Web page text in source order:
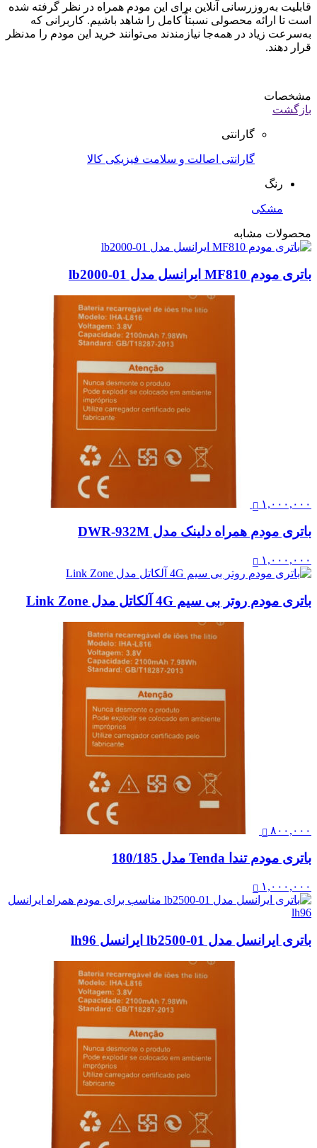
قابلیت به‌روزرسانی آنلاین برای این مودم همراه در نظر گرفته ‌شده
است تا ارائه محصولی نسبتاً کامل را شاهد باشیم. کاربرانی که
به‌سرعت زیاد در همه‌جا نیازمندند می‌توانند خرید این مودم را مدنظر
قرار دهند.
مشخصات
بازگشت
گارانتی
گارانتی اصالت و سلامت فیزیکی کالا
رنگ
مشکی
محصولات مشابه
باتری مودم MF810 ایرانسل مدل lb2000-01
۱,۰۰۰,۰۰۰
باتری مودم همراه دلینک مدل DWR-932M
۱,۰۰۰,۰۰۰
باتری مودم روتر بی سیم 4G آلکاتل مدل Link Zone
۸۰۰,۰۰۰
باتری مودم تندا Tenda مدل 180/185
۱,۰۰۰,۰۰۰
باتری ایرانسل مدل lb2500-01 ایرانسل lh96